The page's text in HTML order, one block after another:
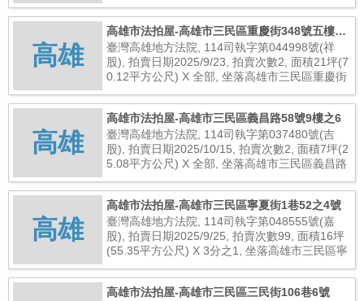
高雄
高雄市法拍屋-高雄市三民區重慶街348號五樓之
3
臺灣高雄地方法院, 114司執字第044998號(祥
股), 拍賣日期2025/9/23, 拍賣次數2, 面積21坪(7
0.12平方公尺) X 全部, 坐落高雄市三民區重慶街
高雄
高雄市法拍屋-高雄市三民區義昌路58號9樓之6
臺灣高雄地方法院, 114司執字第037480號(吉
股), 拍賣日期2025/10/15, 拍賣次數2, 面積7坪(2
5.08平方公尺) X 全部, 坐落高雄市三民區義昌路
高雄
高雄市法拍屋-高雄市三民區寧夏街1巷52之4號
臺灣高雄地方法院, 114司執字第048555號(嘉
股), 拍賣日期2025/9/25, 拍賣次數99, 面積16坪
(55.35平方公尺) X 3分之1, 坐落高雄市三民區寧
高雄市法拍屋-高雄市三民區三民街106巷6號